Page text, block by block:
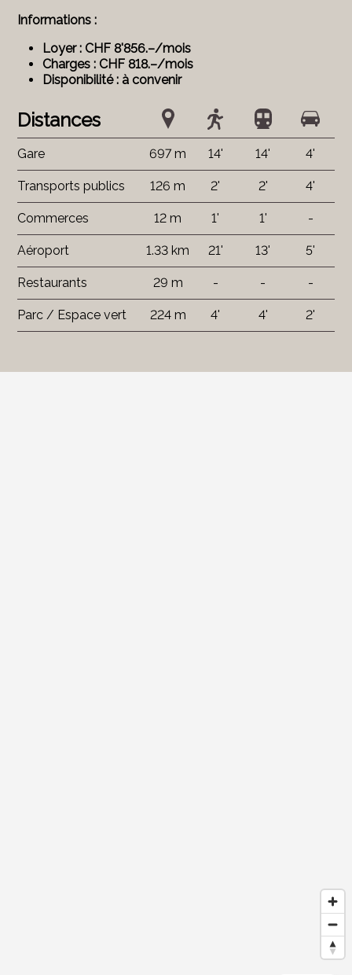
Informations :
Loyer : CHF 8'856.–/mois
Charges : CHF 818.–/mois
Disponibilité : à convenir
Distances
Gare 697 m 14' 14' 4'
Transports publics 126 m 2' 2' 4'
Commerces 12 m 1' 1' -
Aéroport 1.33 km 21' 13' 5'
Restaurants 29 m - - -
Parc / Espace vert 224 m 4' 4' 2'